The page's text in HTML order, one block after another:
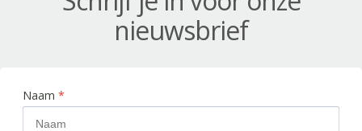
nieuwsbrief
Naam *